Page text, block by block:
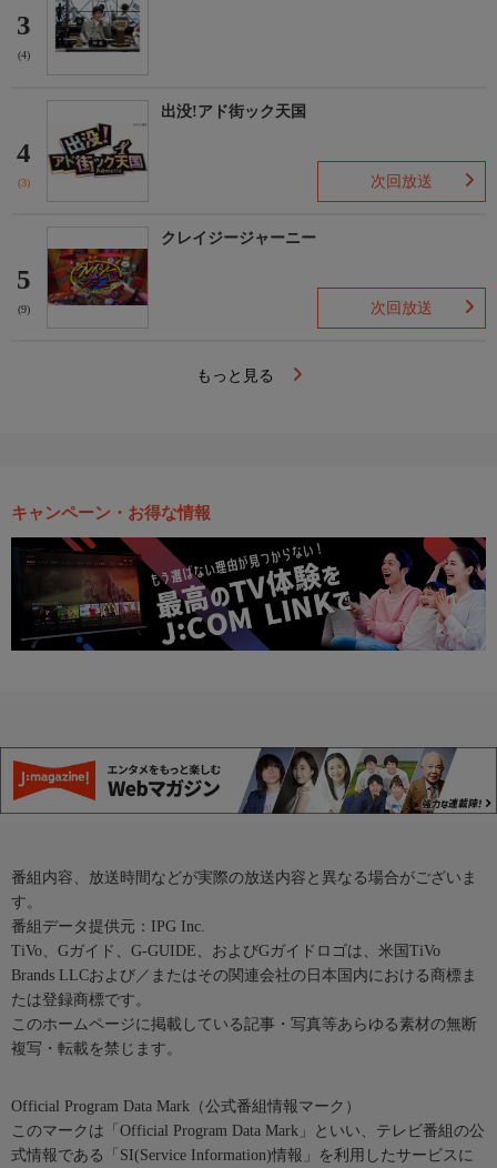
3
(4)
4
(3)
出没!アド街ック天国
次回放送
5
(9)
クレイジージャーニー
次回放送
もっと見る
キャンペーン・お得な情報
番組内容、放送時間などが実際の放送内容と異なる場合がございま
す。
番組データ提供元：IPG Inc.
TiVo、Gガイド、G-GUIDE、およびGガイドロゴは、米国TiVo
Brands LLCおよび／またはその関連会社の日本国内における商標ま
たは登録商標です。
このホームページに掲載している記事・写真等あらゆる素材の無断
複写・転載を禁じます。
Official Program Data Mark（公式番組情報マーク）
このマークは「Official Program Data Mark」といい、テレビ番組の公
式情報である「SI(Service Information)情報」を利用したサービスに